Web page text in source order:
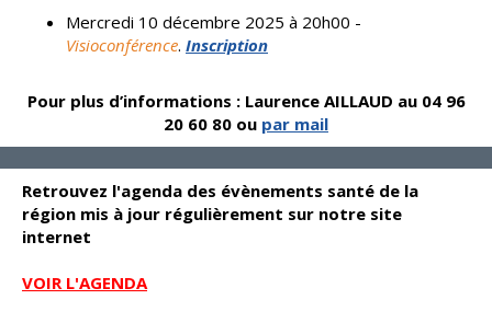
Mercredi 10 décembre 2025 à 20h00 -
Visioconférence. Inscription
Pour plus d’informations : Laurence AILLAUD au 04 96
20 60 80 ou par mail
Retrouvez l'agenda des évènements santé de la
région mis à jour régulièrement sur notre site
internet
VOIR L'AGENDA